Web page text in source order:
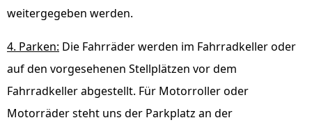
weitergegeben werden.
4. Parken: Die Fahrräder werden im Fahrradkeller oder
auf den vorgesehenen Stellplätzen vor dem
Fahrradkeller abgestellt. Für Motorroller oder
Motorräder steht uns der Parkplatz an der